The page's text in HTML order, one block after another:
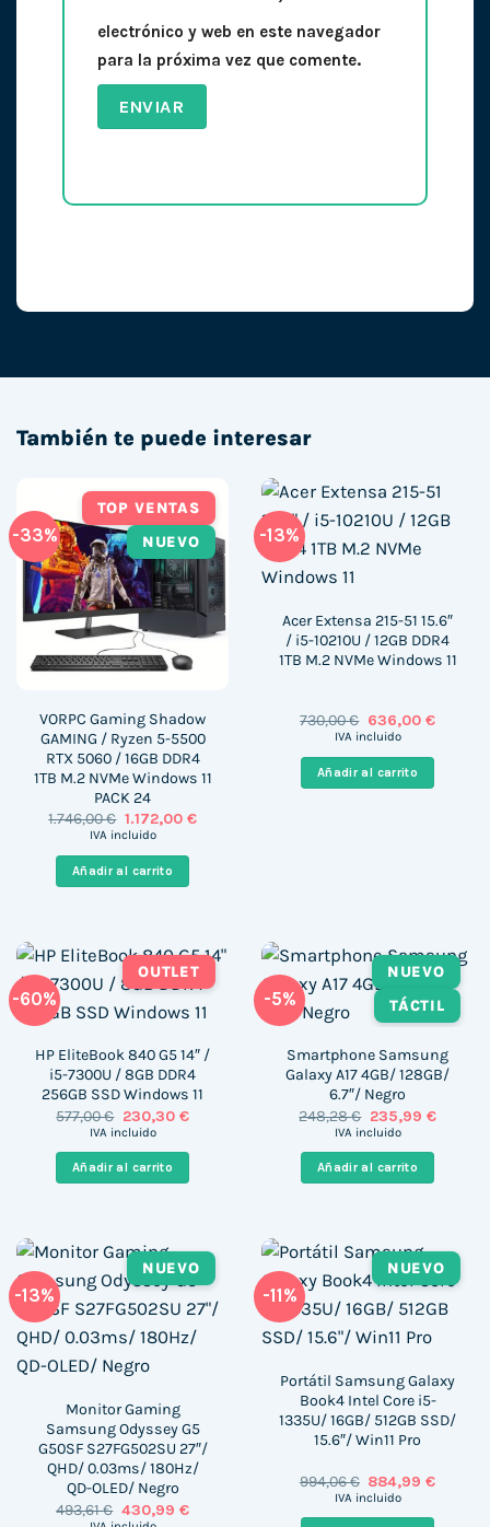
electrónico y web en este navegador
para la próxima vez que comente.
También te puede interesar
-33%
TOP VENTAS
NUEVO
VORPC Gaming Shadow
GAMING / Ryzen 5-5500
RTX 5060 / 16GB DDR4
1TB M.2 NVMe Windows 11
PACK 24
1.746,00€ El
precio
era:
1.746,00 €.
1.172,00 €El
IVA incluido
Añadir al carrito
-13%
Acer Extensa 215-51 15.6″
/ i5-10210U / 12GB DDR4
1TB M.2 NVMe Windows 11
730,00€ El
precio
era:
730,00 €.
636,00 €El
es:
IVA incluido
Añadir al carrito
-60%
OUTLET
HP EliteBook 840 G5 14″ /
i5-7300U / 8GB DDR4
256GB SSD Windows 11
577,00€ El
precio
era:
577,00 €.
230,30 €El
es:
230,30 €.
IVA incluido
Añadir al carrito
-5%
NUEVO
TÁCTIL
Smartphone Samsung
Galaxy A17 4GB/ 128GB/
6.7″/ Negro
248,28€ El
precio
era:
248,28 €.
235,99 €El
IVA incluido
Añadir al carrito
-13%
NUEVO
Monitor Gaming
Samsung Odyssey G5
G50SF S27FG502SU 27″/
QHD/ 0.03ms/ 180Hz/
QD-OLED/ Negro
493,61€ El
430,99 €El
-11%
NUEVO
Portátil Samsung Galaxy
Book4 Intel Core i5-
1335U/ 16GB/ 512GB SSD/
15.6″/ Win11 Pro
994,06€ El
precio
884,99€El
IVA incluido